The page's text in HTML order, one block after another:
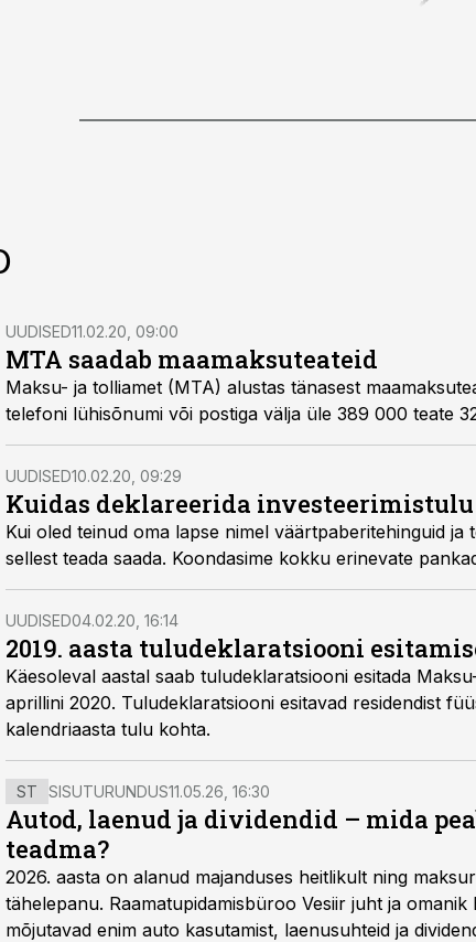
UUDISED11.02.20, 09:00
MTA saadab maamaksuteateid
Maksu- ja tolliamet (MTA) alustas tänasest
telefoni lühisõnumi või postiga välja üle 389 000 teate
UUDISED10.02.20, 09:29
Kuidas deklareerida
Kui oled teinud oma lapse nimel väärtpaberitehinguid
sellest teada saada. Koondasime kokku erinevate
UUDISED04.02.20, 16:14
2019. aasta tuludeklaratsiooni
Käesoleval aastal saab tuludeklaratsiooni esitada
aprillini 2020. Tuludeklaratsiooni esitavad residendist
kalendriaasta tulu kohta.
ST SISUTURUNDUS11.05.26, 16:30
Autod, laenud ja dividendid – mida
teadma?
2026. aasta on alanud majanduses heitlikult ning
tähelepanu. Raamatupidamisbüroo Vesiir juht ja
mõjutavad enim auto kasutamist, laenusuhteid ja